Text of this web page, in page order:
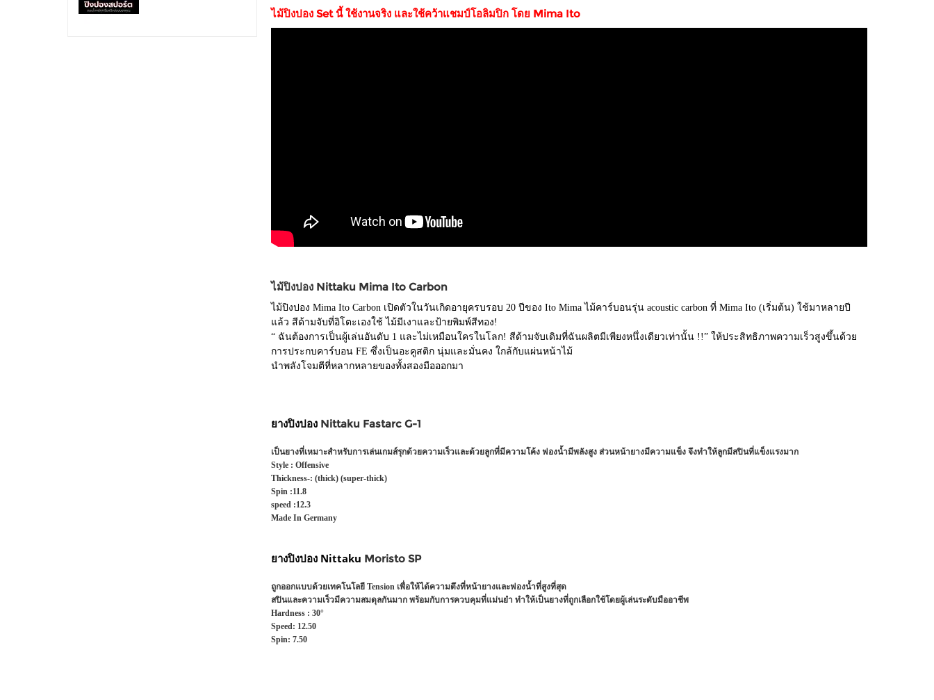
ไม้ปิงปอง Set นี้ ใช้งานจริง และใช้คว้าแชมป์โอลิมปิก โดย Mima Ito
ไม้ปิงปอง Nittaku Mima Ito Carbon
ไม้ปิงปอง Mima Ito Carbon เปิดตัวในวันเกิดอายุครบรอบ 20 ปีของ Ito Mima ไม้คาร์บอนรุ่น acoustic carbon ที่ Mima Ito (เริ่มต้น) ใช้มาหลายปี
แล้ว สีด้ามจับที่อิโตะเองใช้ ไม้มีเงาและป้ายพิมพ์สีทอง!
“ ฉันต้องการเป็นผู้เล่นอันดับ 1 และไม่เหมือนใครในโลก! สีด้ามจับเดิมที่ฉันผลิตมีเพียงหนึ่งเดียวเท่านั้น !!” ให้ประสิทธิภาพความเร็วสูงขึ้นด้วย
การประกบคาร์บอน FE ซึ่งเป็นอะคูสติก นุ่มและมั่นคง ใกล้กับแผ่นหน้าไม้
นำพลังโจมตีที่หลากหลายของทั้งสองมือออกมา
ยางปิงปอง Nittaku Fastarc G-1
เป็นยางที่เหมาะสำหรับการเล่นเกมส์รุกด้วยความเร็วและด้วยลูกที่มีความโค้ง ฟองน้ำมีพลังสูง ส่วนหน้ายางมีความแข็ง จึงทำให้ลูกมีสปินที่แข็งแรงมาก
Style : Offensive
Thickness-: (thick) (super-thick)
Spin :11.8
speed :12.3
Made In Germany
ยางปิงปอง Nittaku Moristo SP
ถูกออกแบบด้วยเทคโนโลยี Tension เพื่อให้ได้ความตึงที่หน้ายางและฟองน้ำที่สูงที่สุด
สปินและความเร็วมีความสมดุลกันมาก พร้อมกับการควบคุมที่แม่นยำ ทำให้เป็นยางที่ถูกเลือกใช้โดยผู้เล่นระดับมืออาชีพ
Hardness : 30°
Speed: 12.50
Spin: 7.50